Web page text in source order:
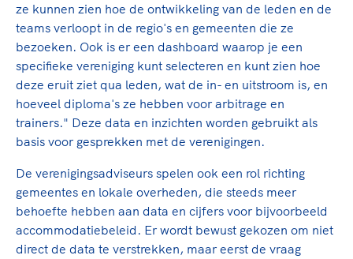
ze kunnen zien hoe de ontwikkeling van de leden en de
teams verloopt in de regio's en gemeenten die ze
bezoeken. Ook is er een dashboard waarop je een
specifieke vereniging kunt selecteren en kunt zien hoe
deze eruit ziet qua leden, wat de in- en uitstroom is, en
hoeveel diploma's ze hebben voor arbitrage en
trainers." Deze data en inzichten worden gebruikt als
basis voor gesprekken met de verenigingen.
De verenigingsadviseurs spelen ook een rol richting
gemeentes en lokale overheden, die steeds meer
behoefte hebben aan data en cijfers voor bijvoorbeeld
accommodatiebeleid. Er wordt bewust gekozen om niet
direct de data te verstrekken, maar eerst de vraag